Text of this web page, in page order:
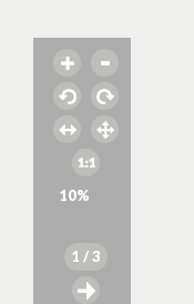
10%
1 / 3